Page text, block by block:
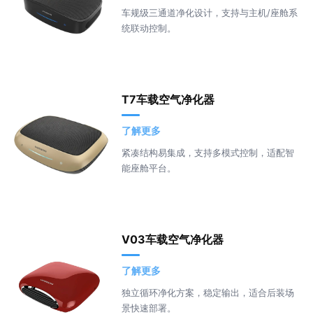
车规级三通道净化设计，支持与主机/座舱系
统联动控制。
T7车载空气净化器
了解更多
紧凑结构易集成，支持多模式控制，适配智
能座舱平台。
V03车载空气净化器
了解更多
独立循环净化方案，稳定输出，适合后装场
景快速部署。